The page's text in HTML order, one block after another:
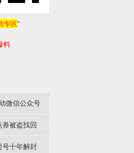
专区”
料
微信公众号
券被盗找回
号十年解封